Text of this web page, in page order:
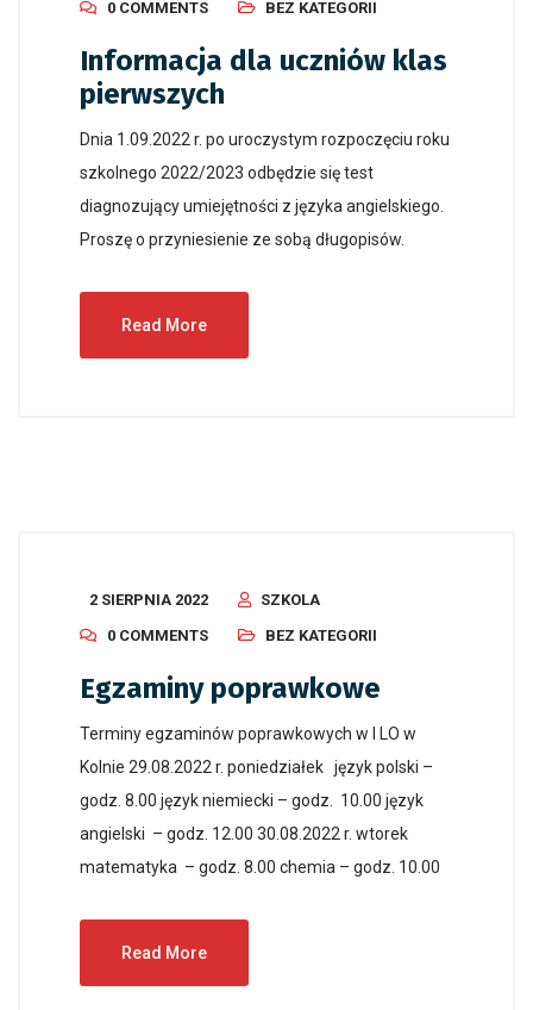
0 COMMENTS BEZ KATEGORII
Informacja dla uczniów klas
pierwszych
Dnia 1.09.2022 r. po uroczystym rozpoczęciu roku
szkolnego 2022/2023 odbędzie się test
diagnozujący umiejętności z języka angielskiego.
Proszę o przyniesienie ze sobą długopisów.
Read More
2 SIERPNIA 2022
SZKOLA
0 COMMENTS
BEZ KATEGORII
Egzaminy poprawkowe
Terminy egzaminów poprawkowych w I LO w
Kolnie 29.08.2022 r. poniedziałek język polski –
godz. 8.00 język niemiecki – godz. 10.00 język
angielski – godz. 12.00 30.08.2022 r. wtorek
matematyka – godz. 8.00 chemia – godz. 10.00
Read More